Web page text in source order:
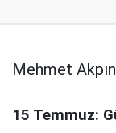
Mehmet
15 Temmuz: